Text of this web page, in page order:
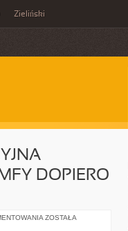
Zieliński
DOPIERO
JEST
ZOSTAŁA